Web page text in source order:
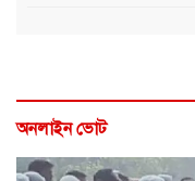
অনলাইন ভোট